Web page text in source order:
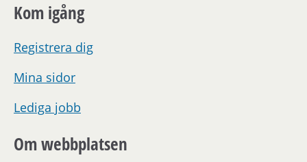
Kom igång
Registrera dig
Mina sidor
Lediga jobb
Om webbplatsen